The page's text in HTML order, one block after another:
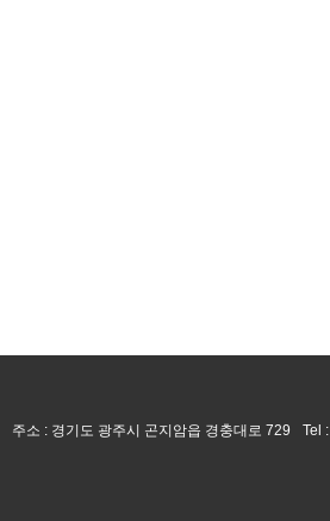
주소 : 경기도 광주시 곤지암읍 경충대로 729 Tel :